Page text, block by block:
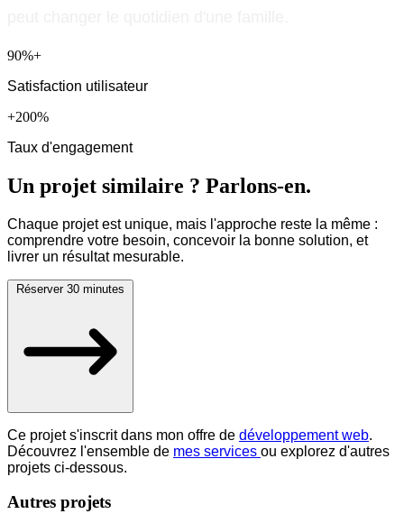
90%+
Satisfaction utilisateur
+200%
Taux d'engagement
Un projet similaire ? Parlons-en.
Chaque projet est unique, mais l'approche reste la même :
comprendre votre besoin, concevoir la bonne solution, et
livrer un résultat mesurable.
Ce projet s'inscrit dans mon offre de développement web.
Découvrez l'ensemble de mes services ou explorez d'autres
projets ci-dessous.
Autres projets